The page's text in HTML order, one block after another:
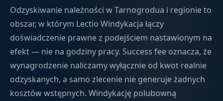
Odzyskiwanie należności w Tarnogrodua i regionie to
obszar, w którym Lectio Windykacja łączy
doświadczenie prawne z podejściem nastawionym na
efekt — nie na godziny pracy. Success fee oznacza, że
wynagrodzenie naliczamy wyłącznie od kwot realnie
odzyskanych, a samo zlecenie nie generuje żadnych
kosztów wstępnych. Windykację polubowną